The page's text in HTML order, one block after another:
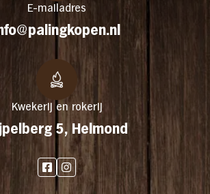
E-mailadres
5, Helmond
Kwekerij en rokerij